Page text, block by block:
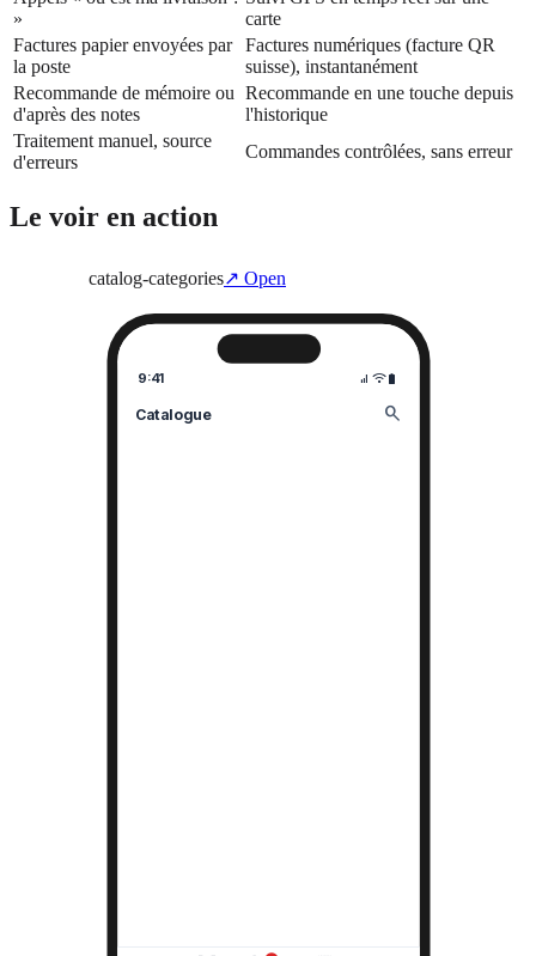
»
carte
Factures papier envoyées par
la poste
Factures numériques (facture QR
suisse), instantanément
Recommande de mémoire ou
d'après des notes
Recommande en une touche depuis
l'historique
Traitement manuel, source
d'erreurs
Commandes contrôlées, sans erreur
Le voir en action
catalog-categories↗ Open